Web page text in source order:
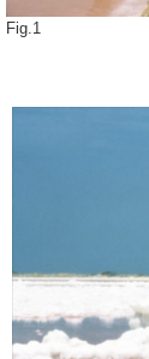
Fig.1